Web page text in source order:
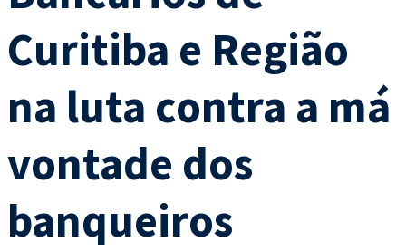
Curitiba e Região
na luta contra a má
vontade dos
banqueiros